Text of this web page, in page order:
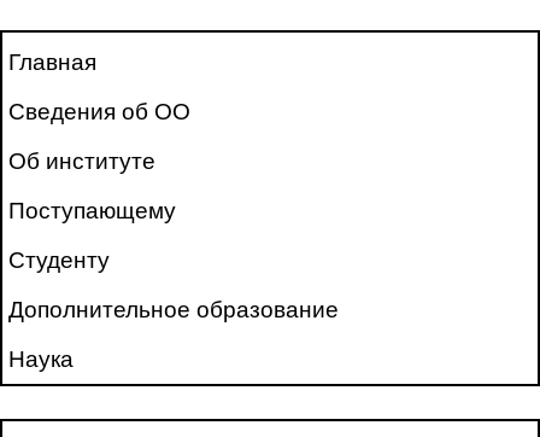
Главная
Сведения об ОО
Об институте
Поступающему
Студенту
Дополнительное образование
Наука